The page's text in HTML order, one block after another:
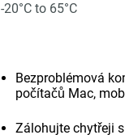
-20°C to 65°C
Bezproblémová
počítačů Mac,
Zálohujte chytřeji